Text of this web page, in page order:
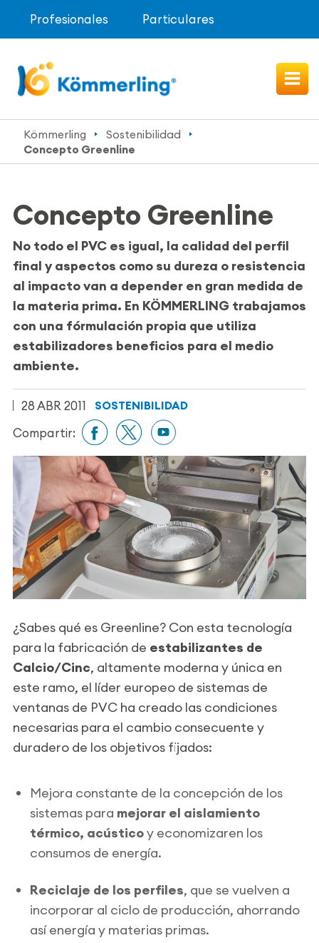
Profesionales Particulares
Kömmerling
Sostenibilidad
Concepto Greenline
Concepto Greenline
No todo el PVC es igual, la calidad del perfil
final y aspectos como su dureza o resistencia
al impacto van a depender en gran medida de
la materia prima. En KÖMMERLING trabajamos
con una fórmulación propia que utiliza
estabilizadores beneficios para el medio
ambiente.
28 ABR 2011 SOSTENIBILIDAD
Compartir:
¿Sabes qué es Greenline? Con esta tecnología
para la fabricación de estabilizantes de
Calcio/Cinc, altamente moderna y única en
este ramo, el líder europeo de sistemas de
ventanas de PVC ha creado las condiciones
necesarias para el cambio consecuente y
duradero de los objetivos fijados:
Mejora constante de la concepción de los
sistemas para mejorar el aislamiento
térmico, acústicoy economizaren los
consumos de energía.
Reciclaje de los perfiles, que se vuelven a
incorporar al ciclo de producción, ahorrando
así energía y materias primas.